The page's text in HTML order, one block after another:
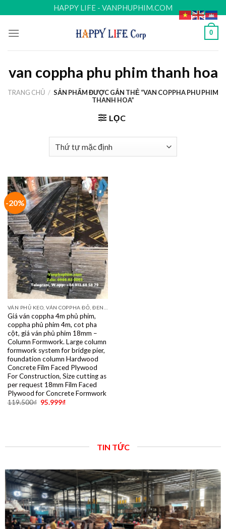
to
content
HAPPY LIFE - VANPHUPHIM.COM
0
van coppha phu phim thanh hoa
TRANG CHỦ / SẢN PHẨM ĐƯỢC GẮN THẺ “VAN COPPHA PHU PHIM
THANH HOA”
LỌC
-20%
Giá ván coppha 4m phủ phim,
coppha phủ phim 4m, cot pha
cột, giá ván phủ phim 18mm –
Column Formwork. Large column
formwork system for bridge pier,
foundation column Hardwood
Concrete Film Faced Plywood
For Construction, Size cutting as
per request 18mm Film Faced
Plywood for Concrete Formwork
119.500₫ 95.999₫
TIN TỨC